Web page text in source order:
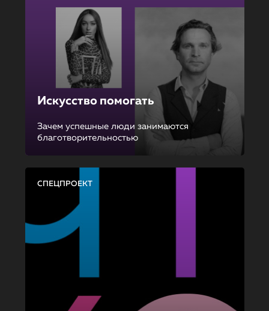
Искусство помогать
Зачем успешные люди занимаются
благотворительностью
СПЕЦПРОЕКТ